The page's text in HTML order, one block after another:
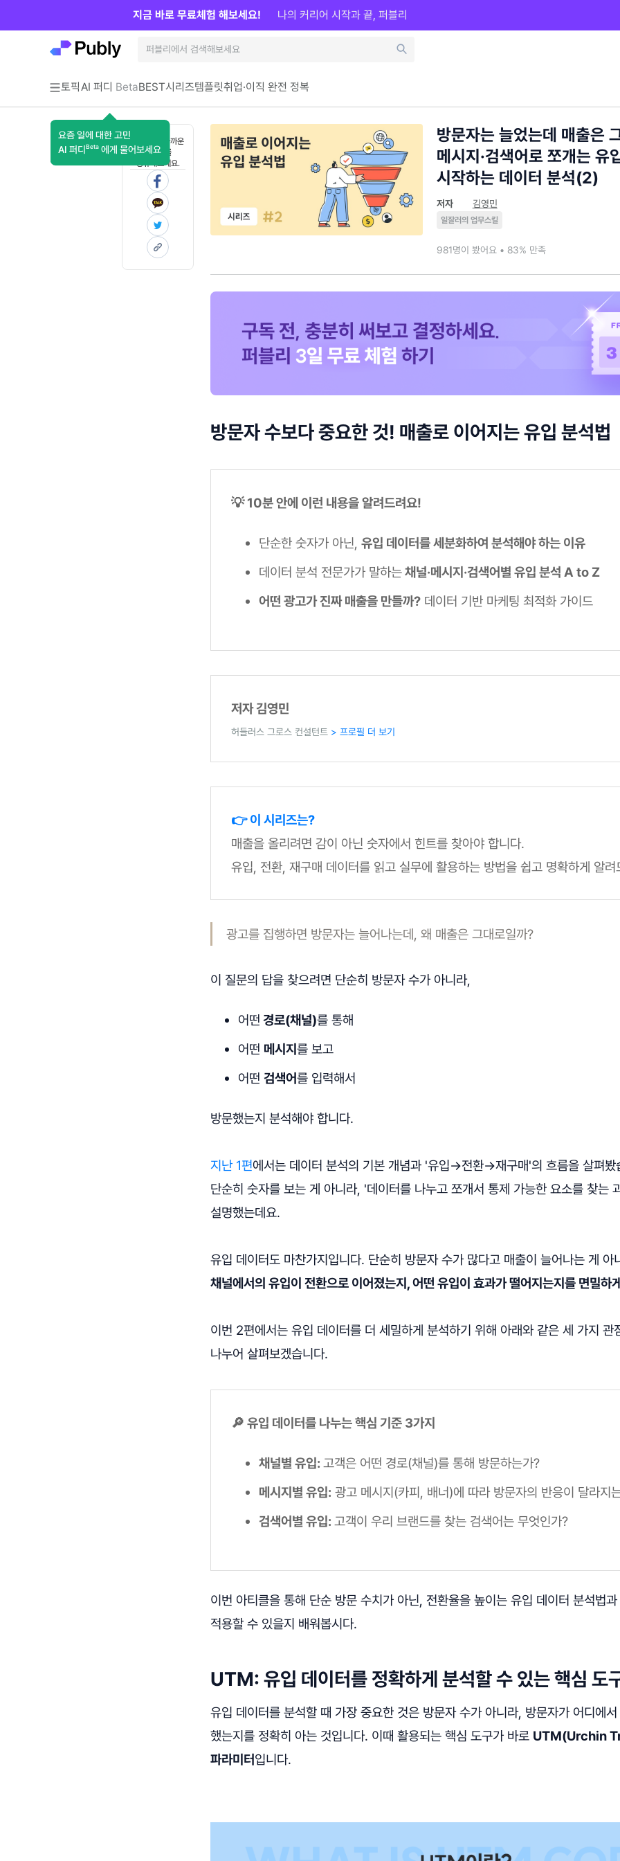
토픽AI 퍼디 Beta
요즘 일에 대한 고민
AI 퍼디 Beta 에게 물어보세요
BEST시리즈템플릿취업·이직 완전 정복
지금 바로 무료체험 해보세요! 나의 커리어 시작과 끝, 퍼블리
혼자 보기 아까운
콘텐츠를
공유해보세요.
방문자는 늘었는데 매출은
메시지·검색어로 쪼개는 유
시작하는 데이터 분석(2)
저자 김영민
일잘러의 업무스킬
981명이 봤어요 • 83% 만족
방문자 수보다 중요한 것! 매출로 이어지는 유입 분석법
💡 10분 안에 이런 내용을 알려드려요!
단순한 숫자가 아닌, 유입 데이터를 세분화하여 분석해야 하는 이유
데이터 분석 전문가가 말하는채널·메시지·검색어별 유입 분석 A to Z
어떤 광고가 진짜 매출을 만들까? 데이터 기반 마케팅 최적화 가이드
저자 김영민
허들러스 그로스 컨설턴트 > 프로필 더 보기
👉 이 시리즈는?
매출을 올리려면 감이 아닌 숫자에서 힌트를 찾아야 합니다.
유입, 전환, 재구매 데이터를 읽고 실무에 활용하는 방법을 쉽고 명확하게 알려
광고를 집행하면 방문자는 늘어나는데, 왜 매출은 그대로일까?
이 질문의 답을 찾으려면 단순히 방문자 수가 아니라,
어떤 경로(채널)를 통해
어떤 메시지 를 보고
어떤 검색어를 입력해서
방문했는지 분석해야 합니다.
지난 1편에서는 데이터 분석의 기본 개념과 '유입→전환→재구매'의 흐름을 살펴봤
단순히 숫자를 보는 게 아니라, '데이터를 나누고 쪼개서 통제 가능한 요소를 찾는
설명했는데요.
유입 데이터도 마찬가지입니다. 단순히 방문자 수가 많다고 매출이 늘어나는 게 아
채널에서의 유입이 전환으로 이어졌는지, 어떤 유입이 효과가 떨어지는지를 면밀하
이번 2편에서는 유입 데이터를 더 세밀하게 분석하기 위해 아래와 같은 세 가지 관
나누어 살펴보겠습니다.
🔎 유입 데이터를 나누는 핵심 기준 3가지
채널별 유입: 고객은 어떤 경로(채널)를 통해 방문하는가?
메시지별 유입: 광고 메시지(카피, 배너)에 따라 방문자의 반응이 달라지
검색어별 유입: 고객이 우리 브랜드를 찾는 검색어는 무엇인가?
이번 아티클을 통해 단순 방문 수치가 아닌, 전환율을 높이는 유입 데이터 분석법과
적용할 수 있을지 배워봅시다.
UTM: 유입 데이터를 정확하게 분석할 수 있는 핵심 도
유입 데이터를 분석할 때 가장 중요한 것은 방문자 수가 아니라, 방문자가 어디에
했는지를 정확히 아는 것입니다. 이때 활용되는 핵심 도구가 바로 UTM(Urchin
파라미터입니다.